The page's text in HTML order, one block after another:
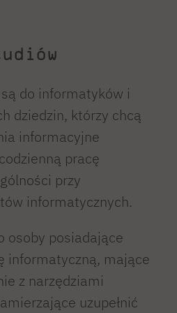
do informatyków i
dziedzin, którzy chcą
informacyjne
pracę
przy
informatycznych.
osoby posiadające
informatyczną, mające
z narzędziami
uzupełnić